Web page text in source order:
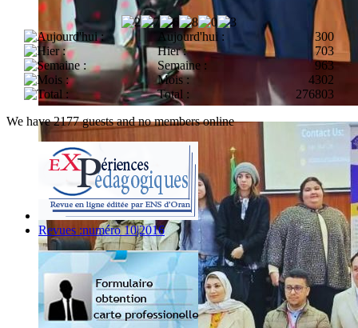
Aujourd'hui :
300
Hier :
703
Semaine :
963
Mois :
4302
Total :
276803
We have 2177 guests and no members online
Revues :numéro 10|2016